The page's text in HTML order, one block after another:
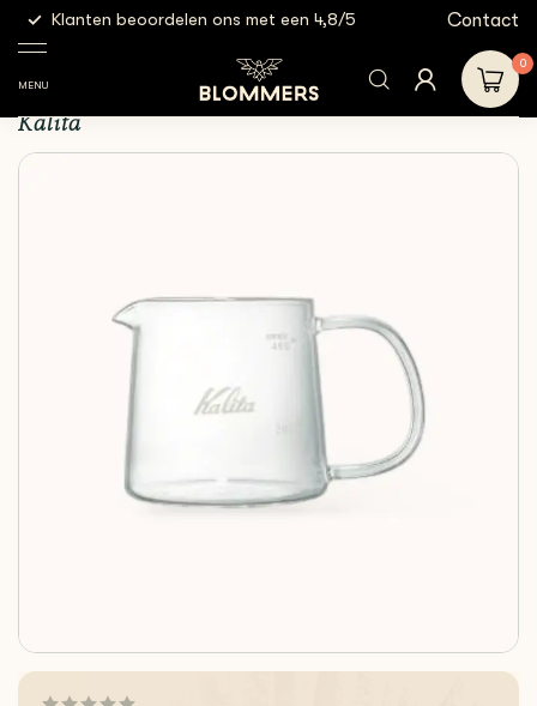
Klanten beoordelen ons met een 4,8/5 Gratis
Contact
MENU
0
Kalita - Server Jug 400
Kalita - Server Jug 400
Kalita